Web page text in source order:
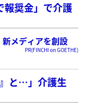
報奨金」で介護
メディアを創設
PR(FINCHI on GOETHE)
と…」介護生